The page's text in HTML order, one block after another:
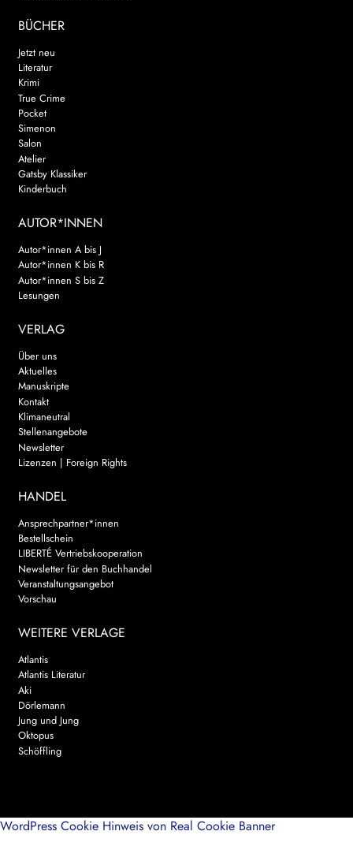
BÜCHER
Jetzt neu
Literatur
Krimi
True Crime
Pocket
Simenon
Salon
Atelier
Gatsby Klassiker
Kinderbuch
AUTOR*INNEN
Autor*innen A bis J
Autor*innen K bis R
Autor*innen S bis Z
Lesungen
VERLAG
Über uns
Aktuelles
Manuskripte
Kontakt
Klimaneutral
Stellenangebote
Newsletter
Lizenzen | Foreign Rights
HANDEL
Ansprechpartner*innen
Bestellschein
LIBERTÉ Vertriebskooperation
Newsletter für den Buchhandel
Veranstaltungsangebot
Vorschau
WEITERE VERLAGE
Atlantis
Atlantis Literatur
Aki
Dörlemann
Jung und Jung
Oktopus
Schöffling
WordPress Cookie Hinweis von Real Cookie Banner